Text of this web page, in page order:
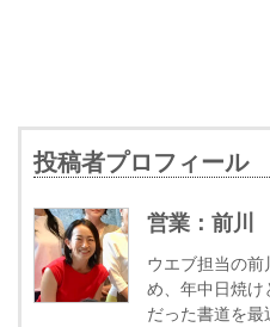
投稿者プロフィール
営業：前川
ウエブ担当の前
め、年中日焼け
だった書道を最